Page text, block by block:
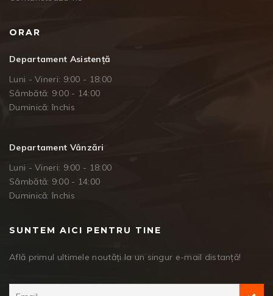
ORAR
Departament Asistență
Luni - Vineri: 9:00 - 18:00
Sâmbătă: 9:00 - 14:00
Duminică: închis
Departament Vânzări
Luni - Vineri: 9:00 - 18:00
Sâmbătă: 9:00 - 14:00
Duminică: închis
SUNTEM AICI PENTRU TINE
Află primul ultimele noutăți la un singur e-mail distanță!